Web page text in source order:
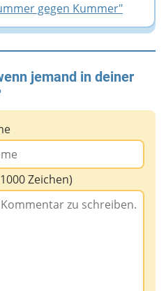
gegen Kummer"
jemand in deiner
Zeichen)